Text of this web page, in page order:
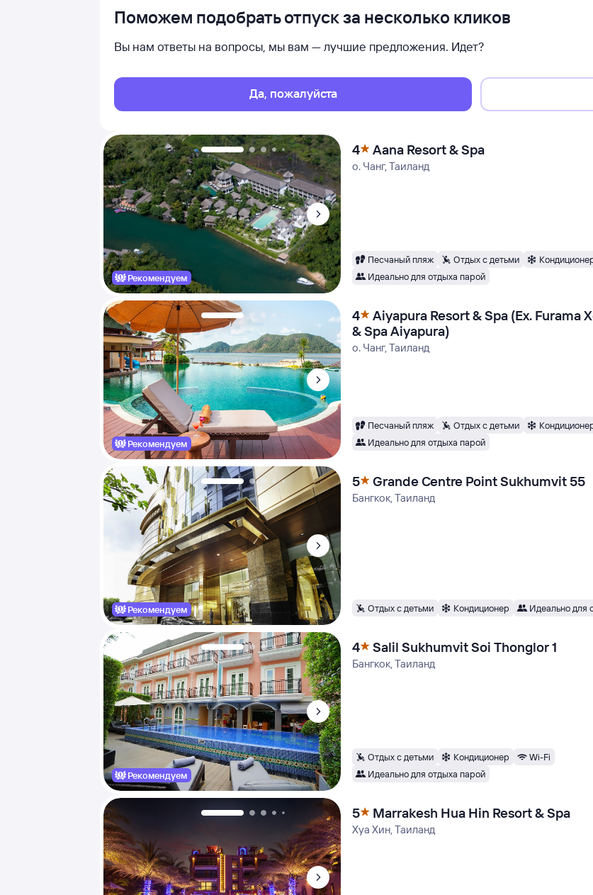
Поможем подобрать отпуск за несколько кликов
Вы нам ответы на вопросы, мы вам — лучшие предложения. Идет?
Да, пожалуйста
Рекомендуем
4 Aana Resort & Spa
о. Чанг, Таиланд
Песчаный пляж Отдых с детьми
Идеально для отдыха парой
Рекомендуем
4
Aiyapura Resort & Spa (Ex. Furama
& Spa Aiyapura)
о. Чанг, Таиланд
Песчаный пляж Отдых с детьми
Идеально для отдыха парой
Рекомендуем
5 Grande Centre Point Sukhumvit 55
Бангкок, Таиланд
Отдых с детьми Кондиционер Идеально для
Рекомендуем
4 Salil Sukhumvit Soi Thonglor 1
Бангкок, Таиланд
Отдых с детьми Кондиционер
Wi-Fi
Идеально для отдыха парой
5 Marrakesh Hua Hin Resort & Spa
Хуа Хин, Таиланд